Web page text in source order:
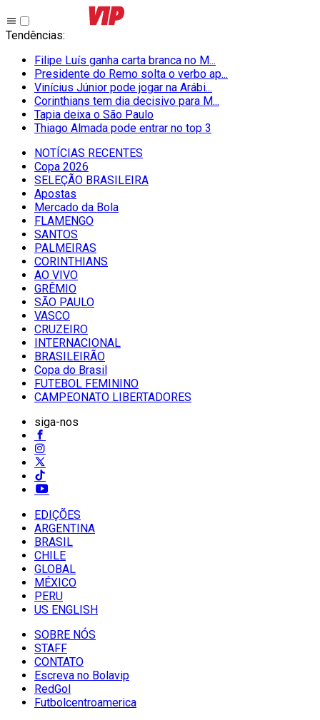
Tendências:
Filipe Luís ganha carta branca no M...
Presidente do Remo solta o verbo ap...
Vinícius Júnior pode jogar na Arábi...
Corinthians tem dia decisivo para M...
Tapia deixa o São Paulo
Thiago Almada pode entrar no top 3
NOTÍCIAS RECENTES
Copa 2026
SELEÇÃO BRASILEIRA
Apostas
Mercado da Bola
FLAMENGO
SANTOS
PALMEIRAS
CORINTHIANS
AO VIVO
GRÊMIO
SĀO PAULO
VASCO
CRUZEIRO
INTERNACIONAL
BRASILEIRÃO
Copa do Brasil
FUTEBOL FEMININO
CAMPEONATO LIBERTADORES
siga-nos
EDIÇÕES
ARGENTINA
BRASIL
CHILE
GLOBAL
MÉXICO
PERU
US ENGLISH
SOBRE NÓS
STAFF
CONTATO
Escreva no Bolavip
RedGol
Futbolcentroamerica